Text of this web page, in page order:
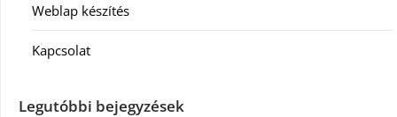
Weblap készítés
Kapcsolat
Legutóbbi bejegyzések